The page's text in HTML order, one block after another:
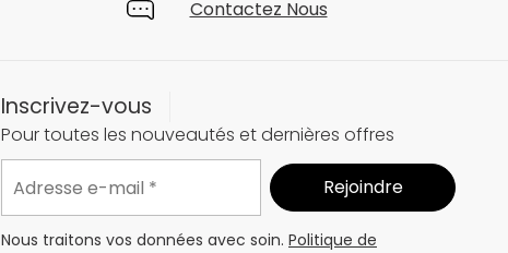
Contactez Nous
Inscrivez-vous
Pour toutes les nouveautés et dernières offres
Nous traitons vos données avec soin. Politique de